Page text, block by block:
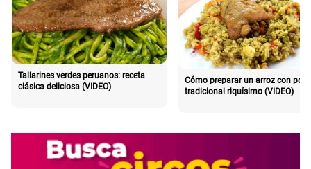
Tallarines verdes peruanos: receta
clásica deliciosa (VIDEO)
Cómo preparar un arroz con pollo
tradicional riquísimo (VIDEO)